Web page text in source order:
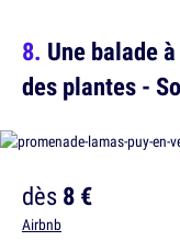
Une balade
des plantes -
dès8 €
Airbnb